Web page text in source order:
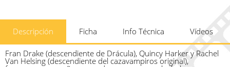
Descripción Ficha Info Técnica Vídeos
Fran Drake (descendiente de Drácula), Quincy Harker y Rachel
Van Helsing (descendiente del cazavampiros original),